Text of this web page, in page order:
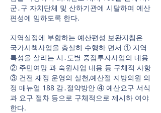
군․구 자치단체 및 산하기관에 시달하여 예산
편성에 임하도록 한다.
지역실정에 부합하는 예산편성 보완지침은
국가시책사업을 충실히 수행하 면서 ① 지역
특성을 살리는 시․도별 중점투자사업의 내용
② 주민여망 과 숙원사업 내용 등 구체적 사항
③ 건전 재정 운영의 실천,예산절 지방의원 의
정 매뉴얼 188 감․절약방안 ④ 예산요구 서식
과 요구 절차 등으로 구체적으로 제시하 여야
한다.